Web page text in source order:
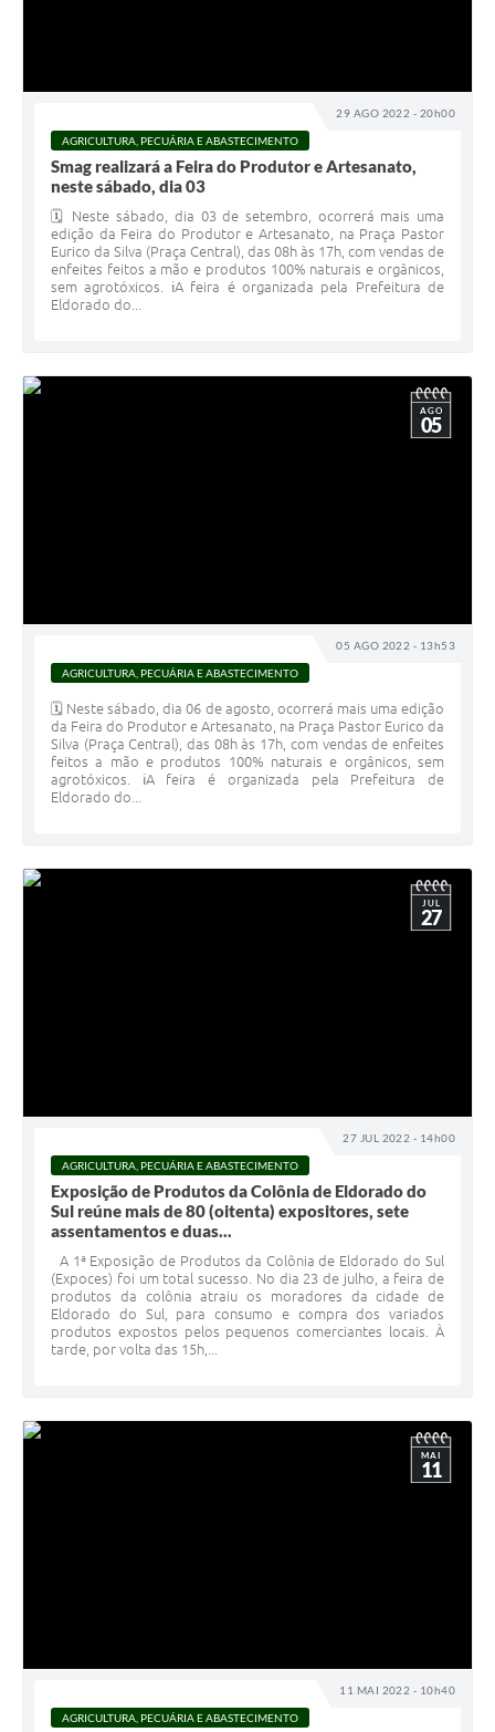
29 AGO 2022 - 20h00
AGRICULTURA, PECUÁRIA E ABASTECIMENTO
Smag realizará a Feira do Produtor e Artesanato,
neste sábado, dia 03
🗓 Neste sábado, dia 03 de setembro, ocorrerá mais uma
edição da Feira do Produtor e Artesanato, na Praça Pastor
Eurico da Silva (Praça Central), das 08h às 17h, com vendas de
enfeites feitos a mão e produtos 100% naturais e orgânicos,
sem agrotóxicos. ℹ️A feira é organizada pela Prefeitura de
Eldorado do...
05 AGO 2022 - 13h53
AGO
05
AGRICULTURA, PECUÁRIA E ABASTECIMENTO
🗓 Neste sábado, dia 06 de agosto, ocorrerá mais uma edição
da Feira do Produtor e Artesanato, na Praça Pastor Eurico da
Silva (Praça Central), das 08h às 17h, com vendas de enfeites
feitos a mão e produtos 100% naturais e orgânicos, sem
agrotóxicos. ℹ️A feira é organizada pela Prefeitura de
Eldorado do...
27 JUL 2022 - 14h00
JUL
27
AGRICULTURA, PECUÁRIA E ABASTECIMENTO
Exposição de Produtos da Colônia de Eldorado do
Sul reúne mais de 80 (oitenta) expositores, sete
assentamentos e duas...
A 1ª Exposição de Produtos da Colônia de Eldorado do Sul
(Expoces) foi um total sucesso. No dia 23 de julho, a feira de
produtos da colônia atraiu os moradores da cidade de
Eldorado do Sul, para consumo e compra dos variados
produtos expostos pelos pequenos comerciantes locais. À
tarde, por volta das 15h,...
11 MAI 2022 - 10h40
MAI
11
AGRICULTURA, PECUÁRIA E ABASTECIMENTO